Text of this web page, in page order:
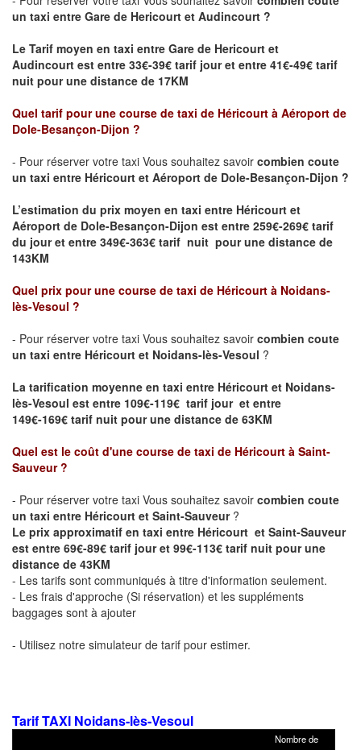
un taxi entre Gare de Hericourt et Audincourt ?
Le Tarif moyen en taxi entre Gare de Hericourt et
Audincourt est entre 33€-39€ tarif jour et entre 41€-49€ tarif
nuit pour une distance de 17KM
Quel tarif pour une course de taxi de Héricourt à Aéroport de
Dole-Besançon-Dijon ?
- Pour réserver votre taxi Vous souhaitez savoir combien coute
un taxi entre Héricourt et Aéroport de Dole-Besançon-Dijon ?
L’estimation du prix moyen en taxi entre Héricourt et
Aéroport de Dole-Besançon-Dijon est entre 259€-269€ tarif
du jour et entre 349€-363€ tarif nuit pour une distance de
143KM
Quel prix pour une course de taxi de Héricourt à Noidans-
lès-Vesoul ?
- Pour réserver votre taxi Vous souhaitez savoir combien coute
un taxi entre Héricourt et Noidans-lès-Vesoul ?
La tarification moyenne en taxi entre Héricourt et Noidans-
lès-Vesoul est entre 109€-119€ tarif jour et entre
149€-169€ tarif nuit pour une distance de 63KM
Quel est le coût d'une course de taxi de Héricourt à Saint-
Sauveur ?
- Pour réserver votre taxi Vous souhaitez savoir combien coute
un taxi entre Héricourt et Saint-Sauveur ?
Le prix approximatif en taxi entre Héricourt et Saint-Sauveur
est entre 69€-89€ tarif jour et 99€-113€ tarif nuit pour une
distance de 43KM
- Les tarifs sont communiqués à titre d'information seulement.
- Les frais d'approche (Si réservation) et les suppléments
baggages sont à ajouter
- Utilisez notre simulateur de tarif pour estimer.
Tarif TAXI Noidans-lès-Vesoul
Nombre de